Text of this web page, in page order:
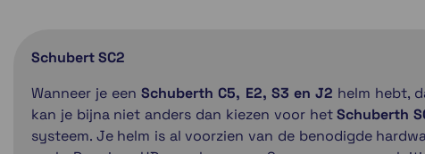
Schubert SC2
Wanneer je eenSchuberth C5, E2, S3 en J2 helm hebt,
kan je bijna niet anders dan kiezen voor hetSchuberth
systeem. Je helm is al voorzien van de benodigde